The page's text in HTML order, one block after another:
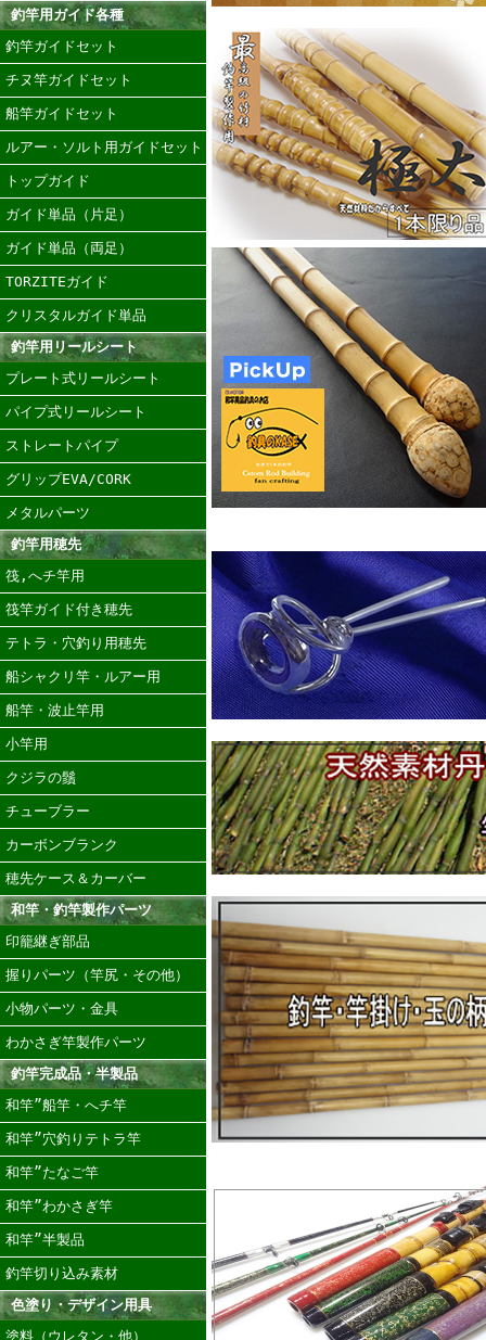
釣竿用ガイド各種
釣竿ガイドセット
チヌ竿ガイドセット
船竿ガイドセット
ルアー・ソルト用ガイドセット
トップガイド
ガイド単品（片足）
ガイド単品（両足）
TORZITEガイド
クリスタルガイド単品
釣竿用リールシート
プレート式リールシート
パイプ式リールシート
ストレートパイプ
グリップEVA/CORK
メタルパーツ
釣竿用穂先
筏,へチ竿用
筏竿ガイド付き穂先
テトラ・穴釣り用穂先
船シャクリ竿・ルアー用
船竿・波止竿用
小竿用
クジラの鬚
チューブラー
カーボンブランク
穂先ケース＆カーバー
和竿・釣竿製作パーツ
印籠継ぎ部品
握りパーツ（竿尻・その他）
小物パーツ・金具
わかさぎ竿製作パーツ
釣竿完成品・半製品
和竿”船竿・へチ竿
和竿”穴釣りテトラ竿
和竿”たなご竿
和竿”わかさぎ竿
和竿”半製品
釣竿切り込み素材
色塗り・デザイン用具
塗料（ウレタン・他）